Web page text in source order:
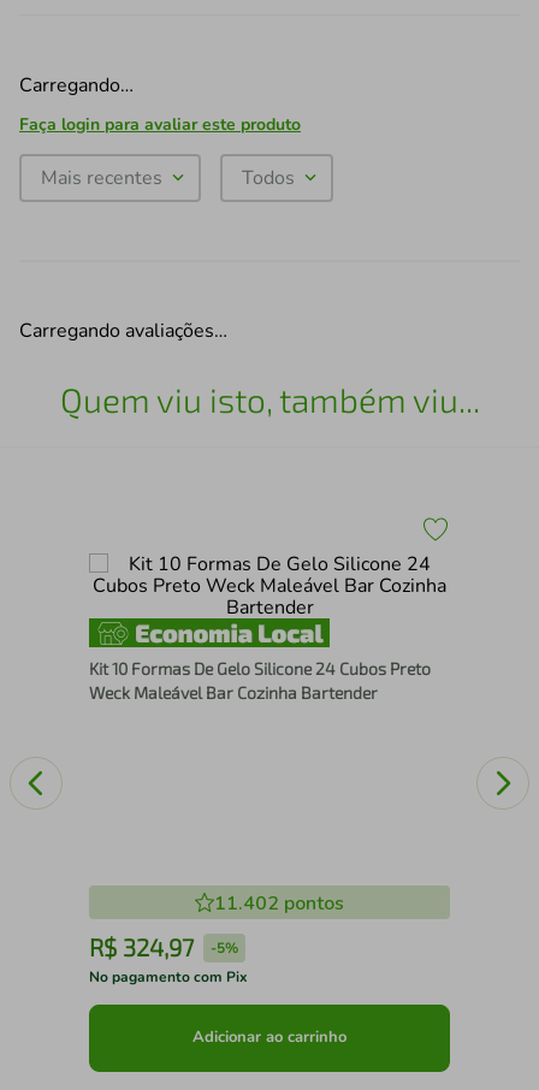
Carregando…
Faça login para avaliar este produto
Mais recentes Todos
Carregando avaliações…
Quem viu isto, também viu...
Kit 10 Formas De Gelo Silicone 24 Cubos Preto
Weck Maleável Bar Cozinha Bartender
11.402 pontos
R$ 324,97 -5%
No pagamento com Pix
Adicionar ao carrinho